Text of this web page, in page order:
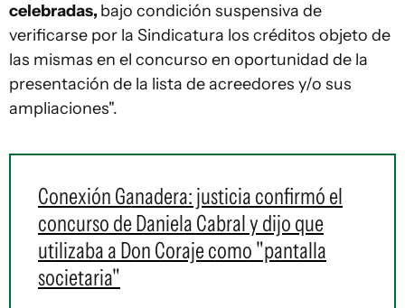
celebradas, bajo condición suspensiva de
verificarse por la Sindicatura los créditos objeto de
las mismas en el concurso en oportunidad de la
presentación de la lista de acreedores y/o sus
ampliaciones".
Conexión Ganadera: justicia confirmó el
concurso de Daniela Cabral y dijo que
utilizaba a Don Coraje como "pantalla
societaria"